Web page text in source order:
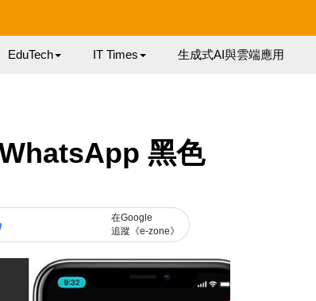
EduTech IT Times 生成式AI與雲端應用
黑色
在Google
追蹤《e-zone》